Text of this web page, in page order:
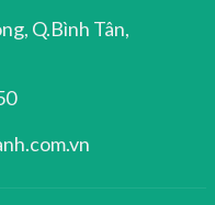
Q.Bình Tân,